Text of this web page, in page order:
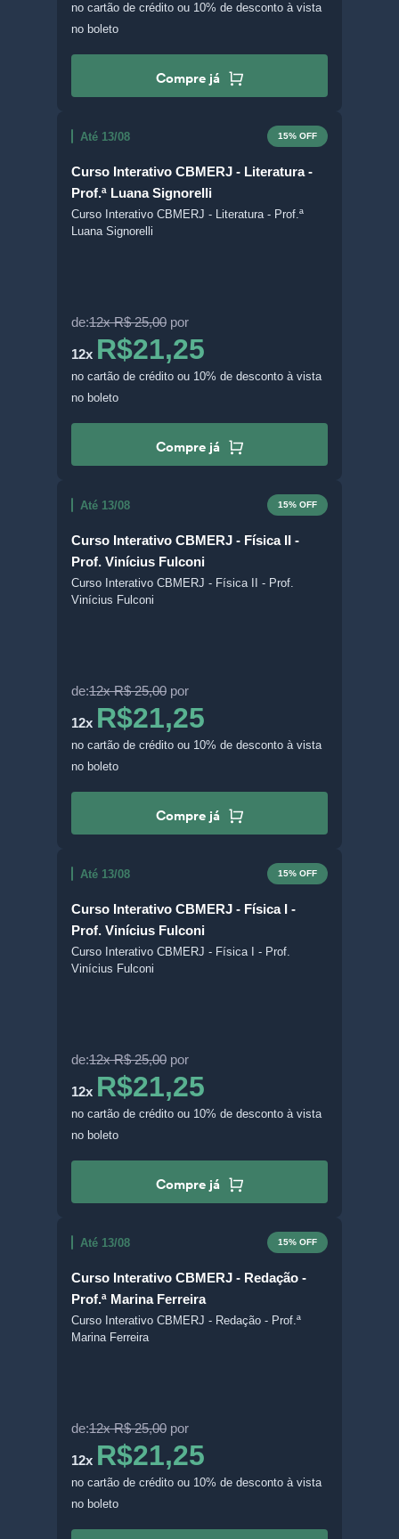
no cartão de crédito ou 10% de desconto à vista
no boleto
Compre já
Até 13/08 15% OFF
Curso Interativo CBMERJ - Literatura -
Prof.ª Luana Signorelli
Curso Interativo CBMERJ - Literatura - Prof.ª
Luana Signorelli
de:12x R$ 25,00 por
12x R$21,25
no cartão de crédito ou 10% de desconto à vista
no boleto
Compre já
Até 13/08 15% OFF
Curso Interativo CBMERJ - Física II -
Prof. Vinícius Fulconi
Curso Interativo CBMERJ - Física II - Prof.
Vinícius Fulconi
de:12x R$ 25,00 por
12x R$21,25
no cartão de crédito ou 10% de desconto à vista
no boleto
Compre já
Até 13/08 15% OFF
Curso Interativo CBMERJ - Física I -
Prof. Vinícius Fulconi
Curso Interativo CBMERJ - Física I - Prof.
Vinícius Fulconi
de:12x R$ 25,00 por
12x R$21,25
no cartão de crédito ou 10% de desconto à vista
no boleto
Compre já
Até 13/08 15% OFF
Curso Interativo CBMERJ - Redação -
Prof.ª Marina Ferreira
Curso Interativo CBMERJ - Redação - Prof.ª
Marina Ferreira
de:12x R$ 25,00 por
12x R$21,25
no cartão de crédito ou 10% de desconto à vista
no boleto